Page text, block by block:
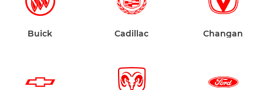
Buick Cadillac Changan